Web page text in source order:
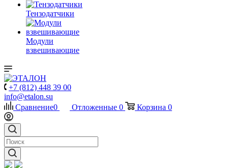
Тензодатчики
Модули
взвешивающие
+7 (812) 448 39 00
info@etalon.su
Сравнение0 Отложенные 0 Корзина 0